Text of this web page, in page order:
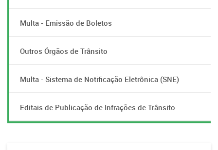
Multa - Emissão de Boletos
Outros Órgãos de Trânsito
Multa - Sistema de Notificação Eletrônica (SNE)
Editais de Publicação de Infrações de Trânsito